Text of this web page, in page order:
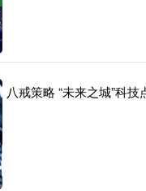
八戒策略 “未来之城”科